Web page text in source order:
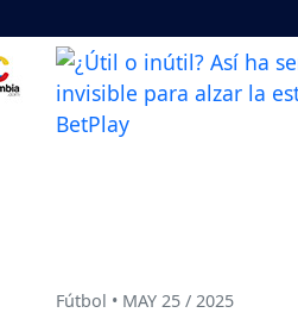
Fútbol • MAY 25 / 2025